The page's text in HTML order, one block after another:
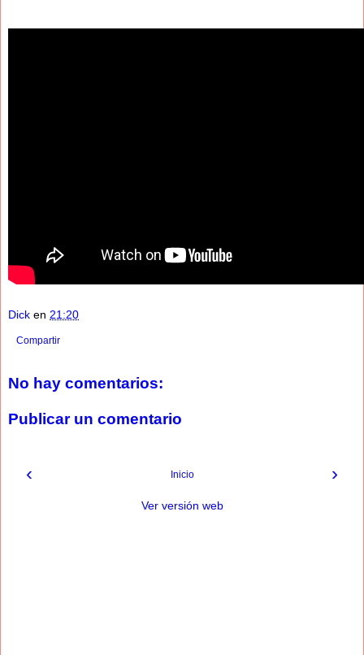
Dick en 21:20
Compartir
No hay comentarios:
Publicar un comentario
‹ ›
Inicio
Ver versión web